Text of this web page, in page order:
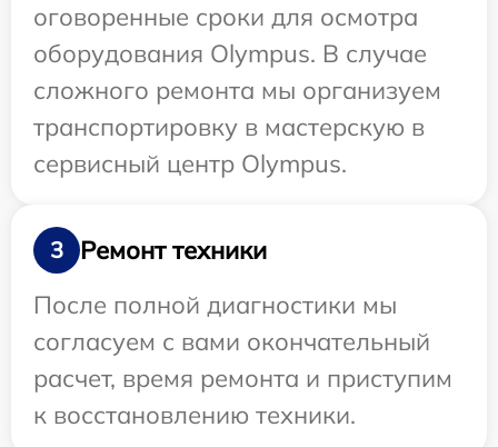
оговоренные сроки для осмотра
оборудования Olympus. В случае
сложного ремонта мы организуем
транспортировку в мастерскую в
сервисный центр Olympus.
3
Ремонт техники
После полной диагностики мы
согласуем с вами окончательный
расчет, время ремонта и приступим
к восстановлению техники.